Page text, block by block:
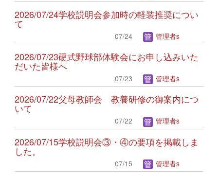
2026/07/24学校説明会参加時の軽装推奨につい
て
07/24 管理者s
2026/07/23硬式野球部体験会にお申し込みいた
だいた皆様へ
07/23 管理者s
2026/07/22父母教師会 教養研修の御案内につ
いて
07/22 管理者s
2026/07/15学校説明会③・④の要項を掲載しま
した。
07/15 管理者s